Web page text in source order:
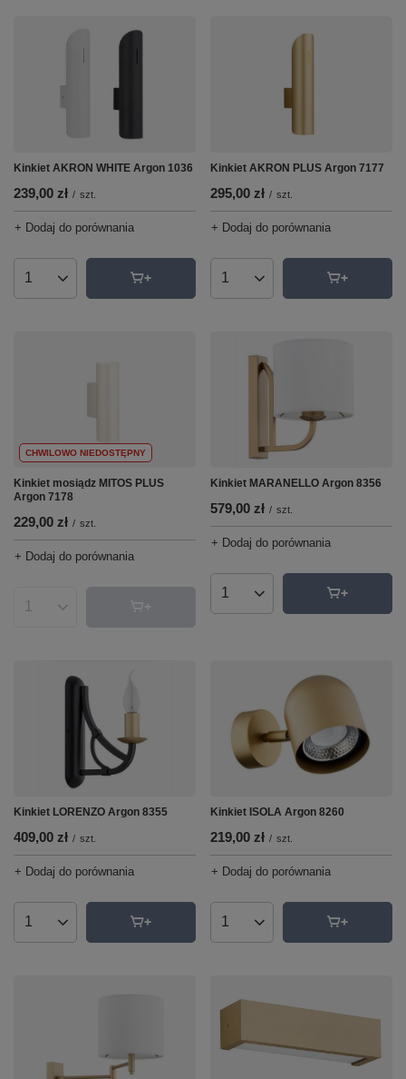
Kinkiet AKRON WHITE Argon 1036
239,00 zł / szt.
+ Dodaj do porównania
Ilość produktów
Kinkiet AKRON PLUS Argon 7177
295,00 zł / szt.
+ Dodaj do porównania
Ilość produktów
CHWILOWO NIEDOSTĘPNY
Kinkiet mosiądz MITOS PLUS
Argon 7178
229,00 zł / szt.
+ Dodaj do porównania
Ilość produktów
Kinkiet MARANELLO Argon 8356
579,00 zł / szt.
+ Dodaj do porównania
Ilość produktów
Kinkiet LORENZO Argon 8355
409,00 zł / szt.
+ Dodaj do porównania
Ilość produktów
Kinkiet ISOLA Argon 8260
219,00 zł / szt.
+ Dodaj do porównania
Ilość produktów